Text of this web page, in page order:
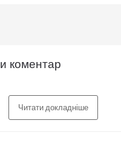
коментар
Читати докладніше